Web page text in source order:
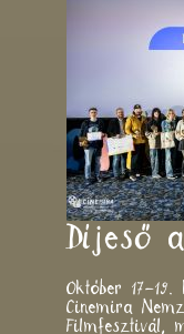
Díjeső
Október
Cinemira
Filmfesztivál,